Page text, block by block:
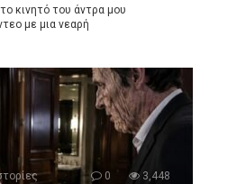
κινητό του άντρα μου
με μια νεαρή
0 3,448